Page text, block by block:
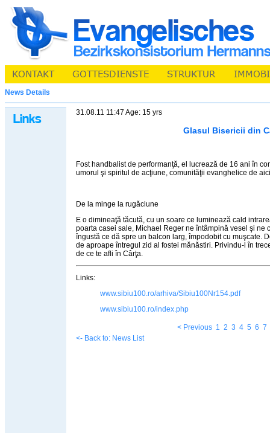
News Details
31.08.11 11:47 Age: 15 yrs
Glasul Bisericii din
Fost handbalist de performanţă, el lucrează de 16 ani în
umorul şi spiritul de acţiune, comunităţii evanghelice de
De la minge la rugăciune
E o dimineaţă tăcută, cu un soare ce luminează cald
poarta casei sale, Michael Reger ne întâmpină vesel şi ne
îngustă ce dă spre un balcon larg, împodobit cu muşcate.
de aproape întregul zid al fostei mănăstiri. Privindu-l în
de ce te afli în Cârţa.
Links:
www.sibiu100.ro/arhiva/Sibiu100Nr154.pdf
www.sibiu100.ro/index.php
< Previous 1 2 3 4 5 6 7
<- Back to: News List